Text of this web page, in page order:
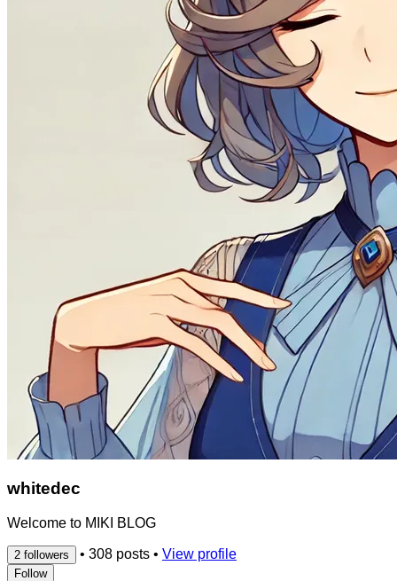
whitedec
Welcome to MIKI BLOG
2 followers • 308 posts • View profile
Follow